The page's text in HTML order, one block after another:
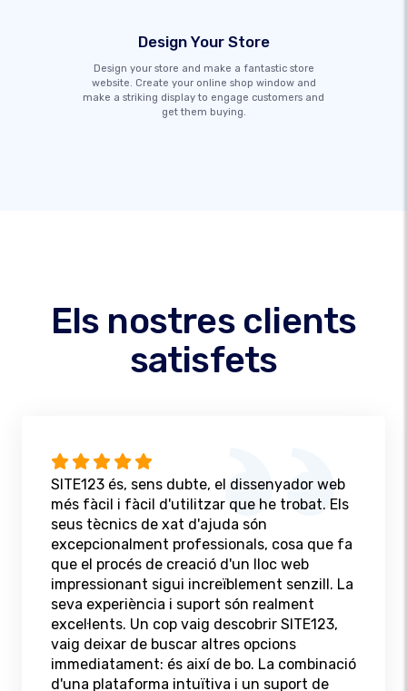
Design Your Store
Design your store and make a fantastic store
website. Create your online shop window and
make a striking display to engage customers and
get them buying.
Els nostres clients
satisfets
SITE123 és, sens dubte, el dissenyador web
més fàcil i fàcil d'utilitzar que he trobat. Els
seus tècnics de xat d'ajuda són
excepcionalment professionals, cosa que fa
que el procés de creació d'un lloc web
impressionant sigui increïblement senzill. La
seva experiència i suport són realment
excel·lents. Un cop vaig descobrir SITE123,
vaig deixar de buscar altres opcions
immediatament: és així de bo. La combinació
d'una plataforma intuïtiva i un suport de